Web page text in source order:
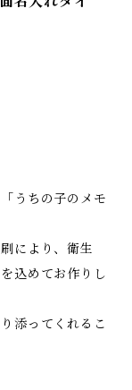
うちの子のメモ
により、衛生
込めてお作りし
添ってくれるこ